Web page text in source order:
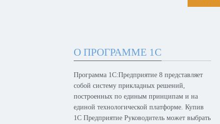
О ПРОГРАММЕ 1С
Программа 1С:Предприятие 8 представляет
собой систему прикладных решений,
построенных по единым принципам и на
единой технологической платформе. Купив
1С Предприятие Руководитель может выбрать